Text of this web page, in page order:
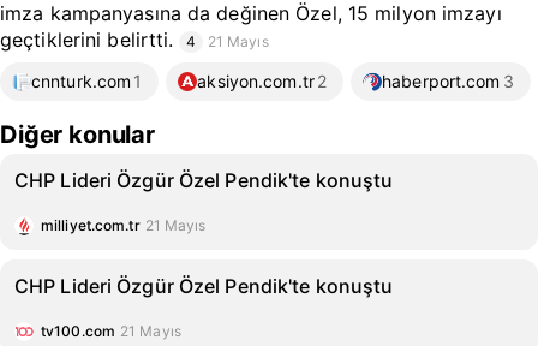
imza kampanyasına da değinen Özel, 15 milyon imzayı
geçtiklerini belirtti.
4 21 Mayıs
cnnturk.com 1 aksiyon.com.tr2 haberport.com 3
Diğer konular
CHP Lideri Özgür Özel Pendik'te konuştu
milliyet.com.tr 21 Mayıs
CHP Lideri Özgür Özel Pendik'te konuştu
tv100.com 21 Mayıs